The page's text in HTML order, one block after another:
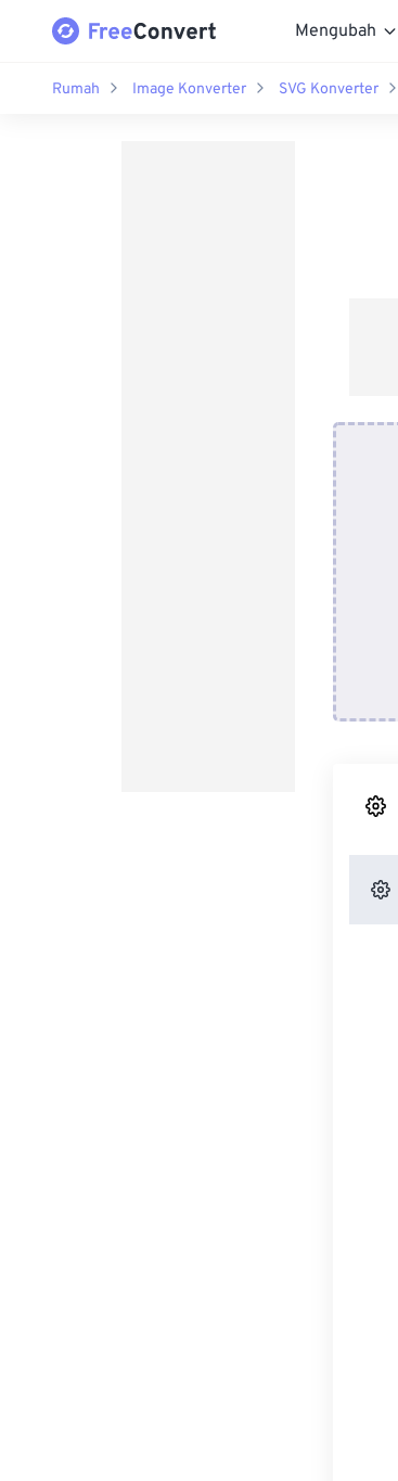
Mengubah
Rumah Image Konverter SVG Konverter